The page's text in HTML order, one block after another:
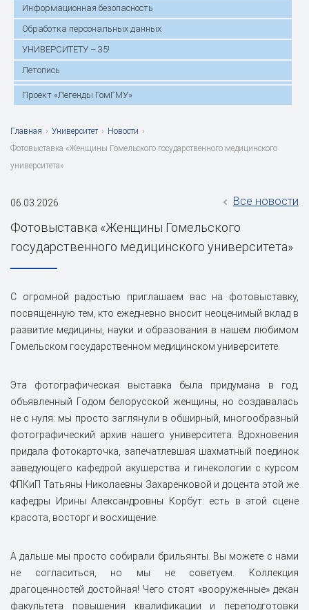
Информационная безопасность
Обработка персональных данных
УНИВЕРСИТЕТУ – 35!
Летопись
Проект «Легенды ГомГМУ»
Главная › Университет › Новости ›
Фотовыставка «Женщины Гомельского государственного медицинского
университета»
06.03.2026 Все новости
Фотовыставка «Женщины Гомельского
государственного медицинского университета»
С огромной радостью приглашаем вас на фотовыставку,
посвященную тем, кто ежедневно вносит неоценимый вклад в
развитие медицины, науки и образования в нашем любимом
Гомельском государственном медицинском университете.
Эта фотографическая выставка была придумана в год,
объявленный Годом белорусской женщины, но создавалась
не с нуля: мы просто заглянули в обширный, многообразный
фотографический архив нашего университета. Вдохновения
придала фотокарточка, запечатлевшая шахматный поединок
заведующего кафедрой акушерства и гинекологии с курсом
ФПКиП Татьяны Николаевны Захаренковой и доцента этой же
кафедры Ирины Александровны Корбут: есть в этой сцене
красота, восторг и восхищение.
А дальше мы просто собирали брильянты. Вы можете с нами
не согласиться, но мы не советуем. Коллекция
драгоценностей достойная! Чего стоят «вооруженные» декан
факультета повышения квалификации и переподготовки